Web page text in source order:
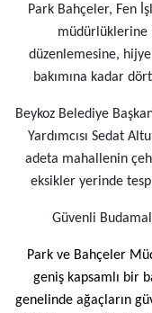
Park Bahçeler, Fen
müdürlüklerine
düzenlemesine,
bakımına kadar
Beykoz Belediye
Yardımcısı Sedat
adeta mahallenin
eksikler yerinde
Güvenli
Park ve Bahçeler
geniş kapsamlı bir
genelinde ağaçların